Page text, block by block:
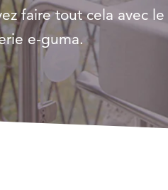
faire tout cela avec le
e-guma.